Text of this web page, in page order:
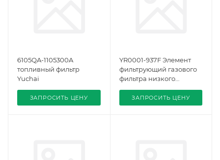
6105QA-1105300A
топливный фильтр
Yuchai
ЗАПРОСИТЬ ЦЕНУ
YR0001-937F Элемент
фильтрующий газового
фильтра низкого
ЗАПРОСИТЬ ЦЕНУ